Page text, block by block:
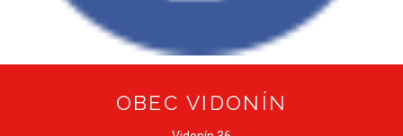
OBEC VIDONÍN